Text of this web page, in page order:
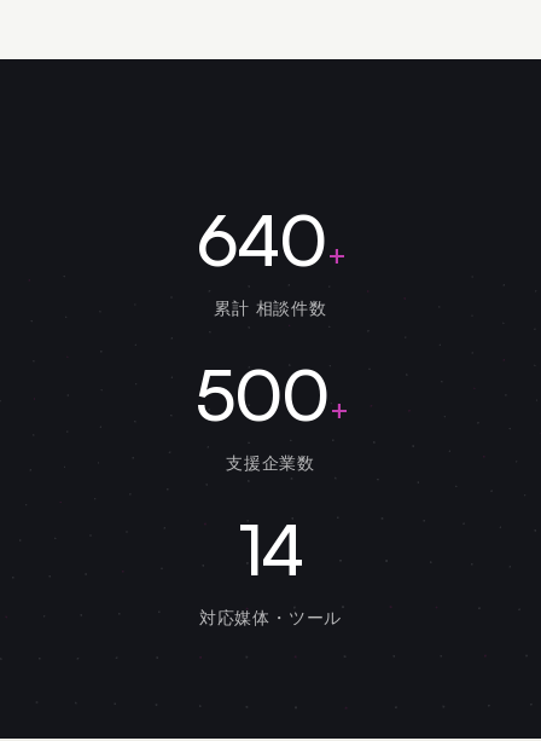
640+
累計 相談件数
500+
支援企業数
14
対応媒体・ツール